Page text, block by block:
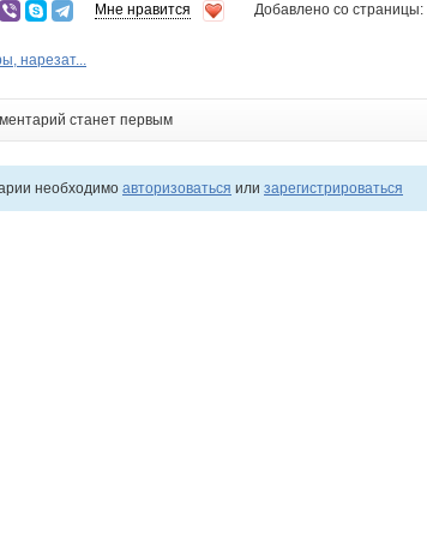
Мне нравится Добавлено со страницы:
нарезат...
станет первым
необходимо авторизоваться или зарегистрироваться